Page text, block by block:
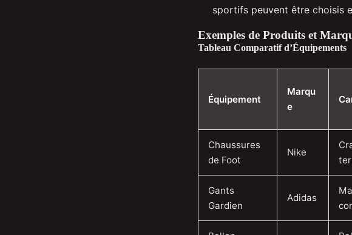
sportifs peuvent être choisis
Exemples de Produits et
Tableau Comparatif d’Équipements
Équipement
Marqu
e
Chaussures
de Foot
Nike
Gants
Gardien
Adidas